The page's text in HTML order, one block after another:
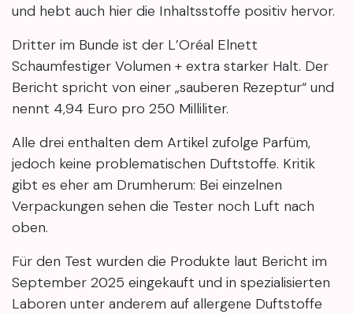
und hebt auch hier die Inhaltsstoffe positiv hervor.
Dritter im Bunde ist der L’Oréal Elnett
Schaumfestiger Volumen + extra starker Halt. Der
Bericht spricht von einer „sauberen Rezeptur“ und
nennt 4,94 Euro pro 250 Milliliter.
Alle drei enthalten dem Artikel zufolge Parfüm,
jedoch keine problematischen Duftstoffe. Kritik
gibt es eher am Drumherum: Bei einzelnen
Verpackungen sehen die Tester noch Luft nach
oben.
Für den Test wurden die Produkte laut Bericht im
September 2025 eingekauft und in spezialisierten
Laboren unter anderem auf allergene Duftstoffe